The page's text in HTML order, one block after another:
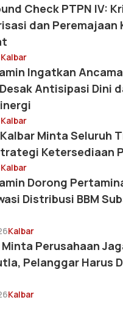
Check PTPN IV:
dan Peremajaan
Kalbar
Ingatkan
Antisipasi Dini
Kalbar
Minta Seluruh
Ketersediaan
Kalbar
Dorong
Distribusi BBM
Kalbar
Perusahaan
Pelanggar Harus
Kalbar